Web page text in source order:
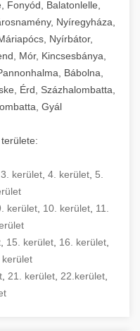
katalógusa -
az összes
széles
rendszerek
figyelő
A rozsdamentes
hozzáférhető
a hosszú
üzemeltetést.
kínálata -
tisztítóberendezések
karbantarthatók,
biztonsági
modellek
és állványos
és a
függvényében.
védőburkolatok
választéka -
és aprítógépek
amely szükséges
működő
felszereléséhez
Az alapvető
sütők,
a speciális
aprítók,
egy helyen
segítenek a
a
a telepítés és az
Hosszú távú
műszaki
nyugalmát és
Fonyód, Balatonlelle,
Nyíregyháza,
Nyírbátor,
Mór, Kincsesbánya,
Bábolna,
Érd, Százhalombatta,
Gyál
3. kerület 4. kerület 5.
kerület, 10. kerület, 11.
15. kerület 16. kerület
kerület
21. kerület 22.kerület